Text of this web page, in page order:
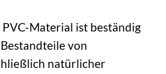
PVC-Material ist beständig
von
natürlicher